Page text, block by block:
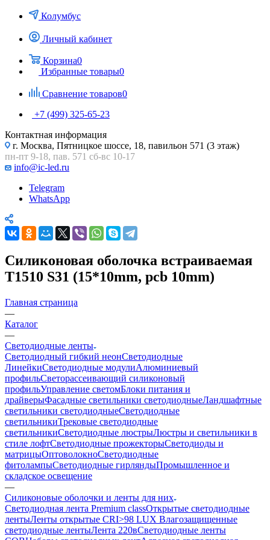
Колумбус
Личный кабинет
Корзина0
Избранные товары0
Сравнение товаров0
+7 (499) 325-65-23
Контактная информация
г. Москва, Пятницкое шоссе, 18, павильон 571 (3 этаж)
пн-пт 9-18, пав. 571 сб-вс 10-17
info@ic-led.ru
Telegram
WhatsApp
Cиликоновая оболочка встраиваемая
T1510 S31 (15*10mm, pcb 10mm)
Главная страница
—
Каталог
—
Светодиодные ленты
Светодиодный гибкий неонСветодиодные
ЛинейкиСветодиодные модулиАлюминиевый
профильСветорассеивающий силиконовый
профильУправление светомБлоки питания и
драйверыФасадные светильники светодиодныеЛандшафтные
светильники светодиодныеСветодиодные
светильникиТрековые светодиодные
светильникиСветодиодные люстрыЛюстры и светильники в
стиле лофтСветодиодные прожекторыСветодиоды и
матрицыОптоволокноСветодиодные
фитолампыСветодиодные гирляндыПромышленное и
складское освещение
—
Силиконовые оболочки и ленты для них
Светодиодная лента Premium classОткрытые светодиодные
лентыЛенты открытые CRI>98 LUX Влагозащищенные
светодиодные лентыЛента 220вСветодиодные ленты